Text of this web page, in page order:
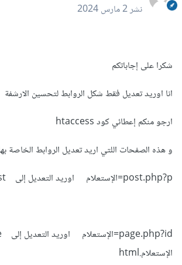
نشر2 مارس 2024
شكرا على إجاباتكم
انا اوريد تعديل فقط شكل الروابط لتحسين الارشفة
ارجو منكم إعطائي كود htaccess
و هذه الصفحات اللتي اريد تعديل الروابط الخاصة بها
post.php?p=الإستعلام اوريد التعديل إلى post-الإستعلام.html
الإستعلام.html